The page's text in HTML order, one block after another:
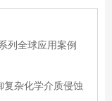
列全球应用案例
复杂化学介质侵蚀